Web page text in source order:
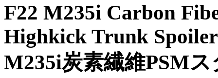
F22 M235i Carbon
Highkick Trunk
M235i炭素繊維PSM